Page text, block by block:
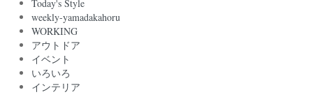
Today's Style
weekly-yamadakahoru
WORKING
アウトドア
イベント
いろいろ
インテリア